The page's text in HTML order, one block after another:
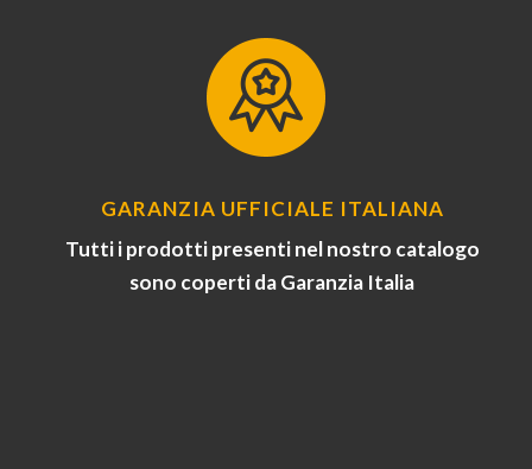
GARANZIA UFFICIALE ITALIANA
Tutti i prodotti presenti nel nostro catalogo
sono coperti da Garanzia Italia